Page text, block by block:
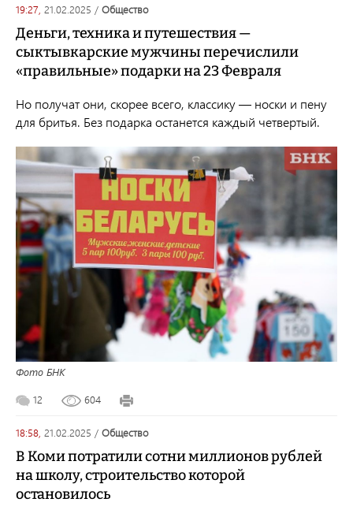
19:27, 21.02.2025 / общество
Деньги, техника и путешествия —
сыктывкарские мужчины перечислили
«правильные» подарки на 23 Февраля
Но получат они, скорее всего, классику — носки и пену
для бритья. Без подарка останется каждый четвертый.
Фото БНК
12 604
18:58, 21.02.2025 / общество
В Коми потратили сотни миллионов рублей
на школу, строительство которой
остановилось